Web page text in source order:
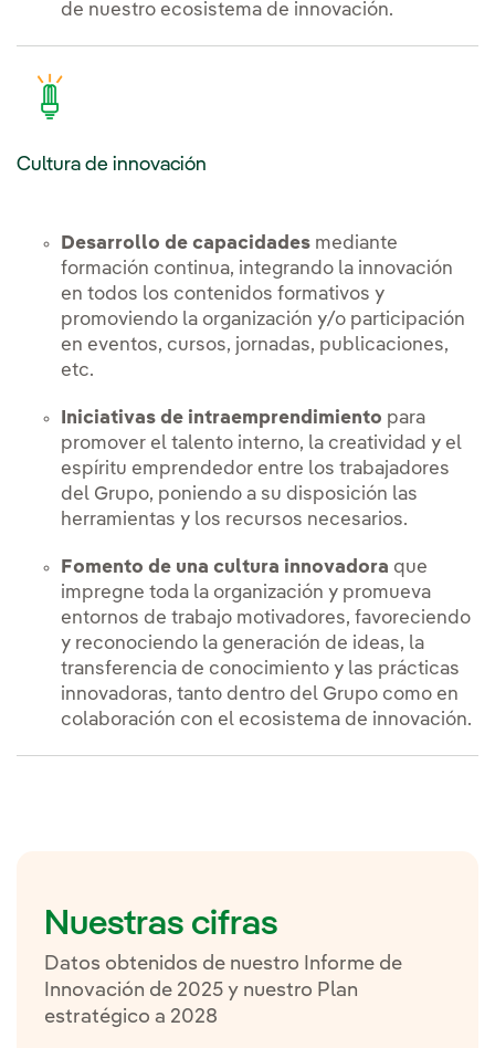
de nuestro ecosistema de innovación.
Cultura de innovación
Desarrollo de capacidades mediante
formación continua, integrando la innovación
en todos los contenidos formativos y
promoviendo la organización y/o participación
en eventos, cursos, jornadas, publicaciones,
etc.
Iniciativas de intraemprendimiento para
promover el talento interno, la creatividad y el
espíritu emprendedor entre los trabajadores
del Grupo, poniendo a su disposición las
herramientas y los recursos necesarios.
Fomento de una cultura innovadora que
impregne toda la organización y promueva
entornos de trabajo motivadores, favoreciendo
y reconociendo la generación de ideas, la
transferencia de conocimiento y las prácticas
innovadoras, tanto dentro del Grupo como en
colaboración con el ecosistema de innovación.
Nuestras cifras
Datos obtenidos de nuestro Informe de
Innovación de 2025 y nuestro Plan
estratégico a 2028